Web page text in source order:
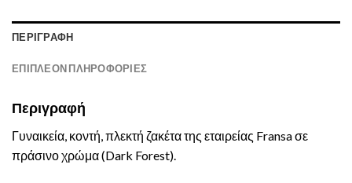
ΠΕΡΙΓΡΑΦΉ
ΕΠΙΠΛΈΟΝ ΠΛΗΡΟΦΟΡΊΕΣ
Περιγραφή
Γυναικεία, κοντή, πλεκτή ζακέτα της εταιρείας Fransa σε
πράσινο χρώμα (Dark Forest).